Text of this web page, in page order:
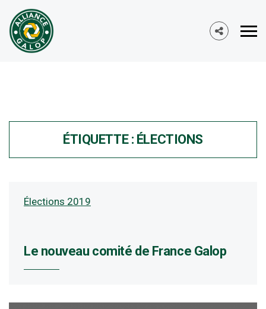
ÉTIQUETTE : ÉLECTIONS
Élections 2019
Le nouveau comité de France Galop